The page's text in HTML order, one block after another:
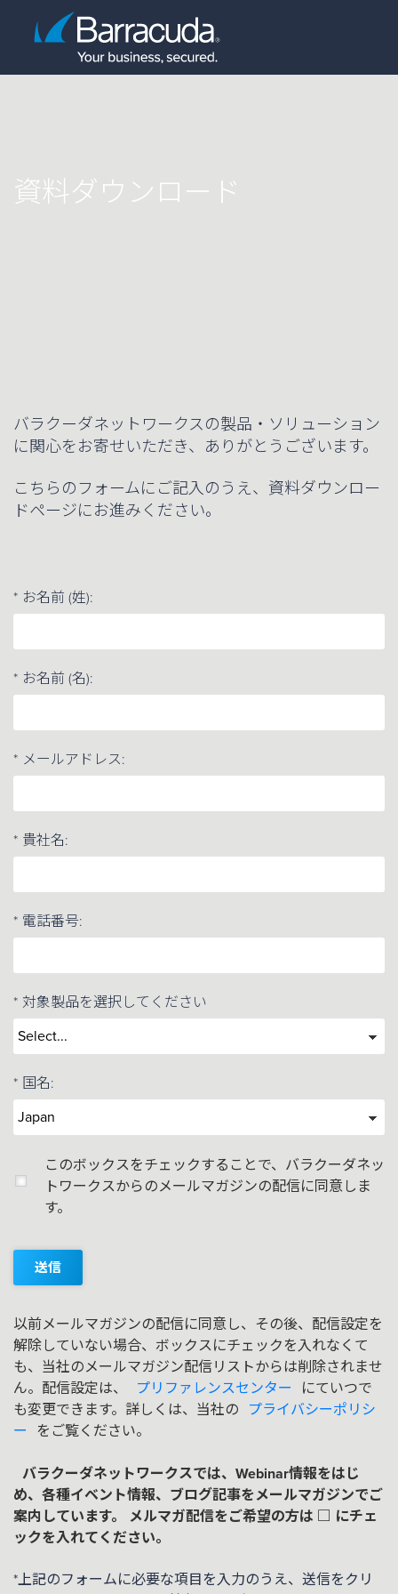
資料ダウンロード
バラクーダネットワークスの製品・ソリューション
に関心をお寄せいただき、ありがとうございます。
こちらのフォームにご記入のうえ、資料ダウンロー
ドページにお進みください。
* お名前 (姓):
* お名前 (名):
* メールアドレス:
* 貴社名:
* 電話番号:
* 対象製品を選択してください
* 国名:
このボックスをチェックすることで、バラクーダネッ
トワークスからのメールマガジンの配信に同意しま
す。
送信
以前メールマガジンの配信に同意し、その後、配信設定を
解除していない場合、ボックスにチェックを入れなくて
も、当社のメールマガジン配信リストからは削除されませ
ん。配信設定は、
プリファレンスセンター
にていつで
も変更できます。詳しくは、当社の プライバシーポリシ
ー
をご覧ください。
バラクーダネットワークスでは、Webinar情報をはじ
め、各種イベント情報、ブログ記事をメールマガジンでご
案内しています。 メルマガ配信をご希望の方は □ にチェ
ックを入れてください。
*上記のフォームに必要な項目を入力のうえ、送信をクリ